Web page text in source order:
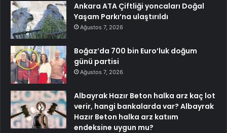
Ankara ATA Çiftliği yoncaları Doğal
Yaşam Parkı’na ulaştırıldı
Ağustos 7, 2026
Boğaz’da 700 bin Euro’luk doğum
günü partisi
Ağustos 7, 2026
Albayrak Hazır Beton halka arz kaç lot
verir, hangi bankalarda var? Albayrak
Hazır Beton halka arz katıım
endeksine uygun mu?